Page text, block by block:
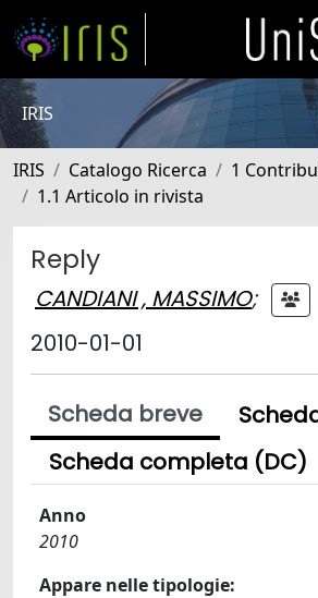
IRIS
IRIS Catalogo Ricerca
1
1.1 Articolo in rivista
Reply
CANDIANI , MASSIMO;
2010-01-01
Scheda breve
Scheda completa (DC)
Anno
2010
Appare nelle tipologie: